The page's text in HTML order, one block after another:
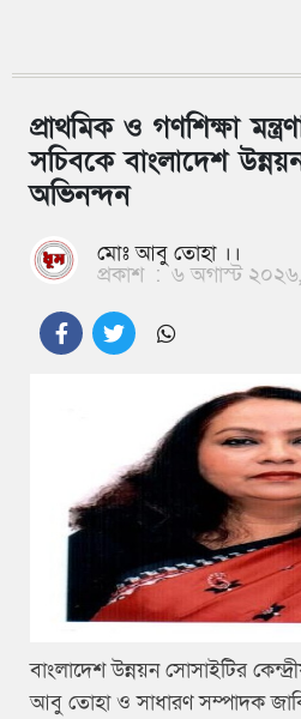
প্রাথমিক ও গণশিক্ষা
সচিবকে বাংলাদেশ
অভিনন্দন
মোঃ আবু তোহা ।।
প্রকাশ : ৬ অগাস্ট
বাংলাদেশ উন্নয়ন সোসাইটির
আবু তোহা ও সাধারণ সম্পাদক